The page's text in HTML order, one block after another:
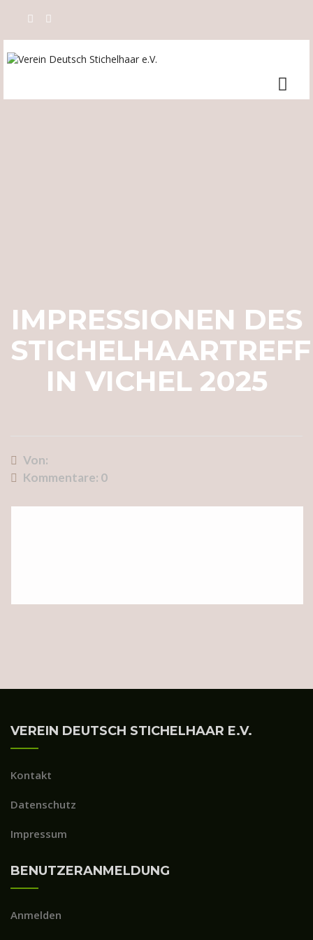
IMPRESSIONEN DES
IN VICHEL 2025
Von:
Kommentare: 0
VEREIN DEUTSCH STICHELHAAR E.V.
Kontakt
Datenschutz
Impressum
BENUTZERANMELDUNG
Anmelden